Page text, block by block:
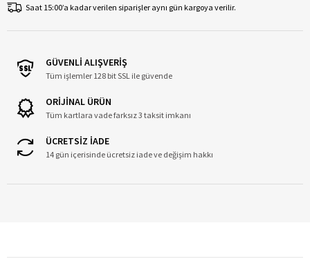
Saat 15:00’a kadar verilen siparişler aynı gün kargoya verilir.
GÜVENLİ ALIŞVERİŞ
Tüm işlemler 128 bit SSL ile güvende
ORİJİNAL ÜRÜN
Tüm kartlara vade farksız 3 taksit imkanı
ÜCRETSİZ İADE
14 gün içerisinde ücretsiz iade ve değişim hakkı